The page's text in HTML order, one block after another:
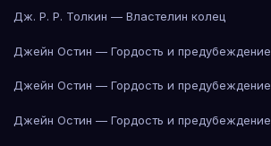
Дж. Р. Р. Толкин — Властелин колец
Джейн Остин — Гордость и предубеждение
Джейн Остин — Гордость и предубеждение
Джейн Остин — Гордость и предубеждение